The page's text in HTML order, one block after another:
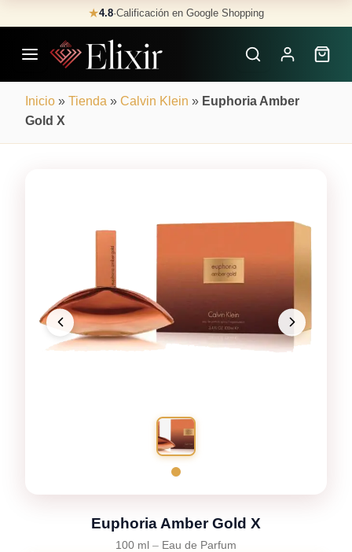
to
content
★4.8·Calificación en Google Shopping
Inicio » Tienda » Calvin Klein » Euphoria Amber
Gold X
Euphoria Amber Gold X
100 ml – Eau de Parfum